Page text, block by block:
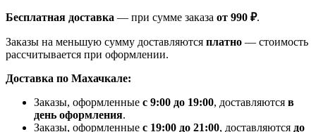
Бесплатная доставка — при сумме заказа от 990 ₽.
Заказы на меньшую сумму доставляются платно — стоимость
рассчитывается при оформлении.
Доставка по Махачкале:
Заказы, оформленные с 9:00 до 19:00, доставляются в
день оформления.
Заказы, оформленные с 19:00 до 21:00, доставляются до